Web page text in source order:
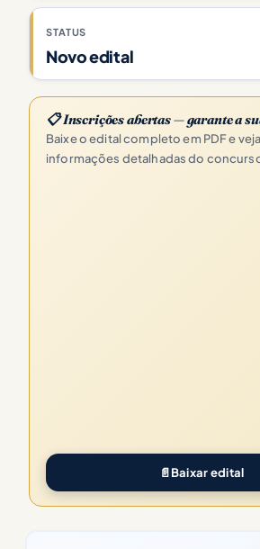
STATUS
Novo edital
📋 Inscrições abertas — garante a
Baixe o edital completo em PDF e
informações detalhadas do
📄Baixar edital